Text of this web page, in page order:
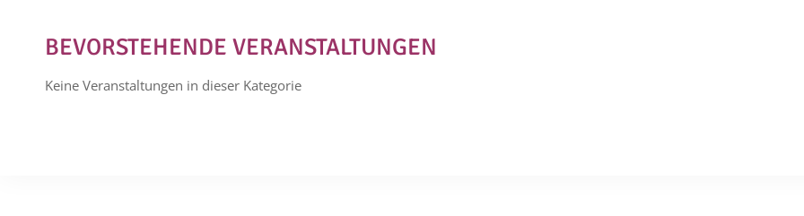
BEVORSTEHENDE VERANSTALTUNGEN
Keine Veranstaltungen in dieser Kategorie